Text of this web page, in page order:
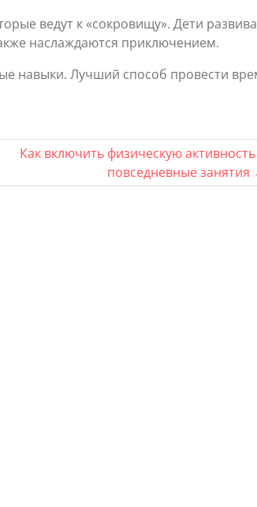
ведут к «сокровищу». Дети
наслаждаются приключением.
навыки. Лучший способ провести
Как включить физическую
повседневные занятия